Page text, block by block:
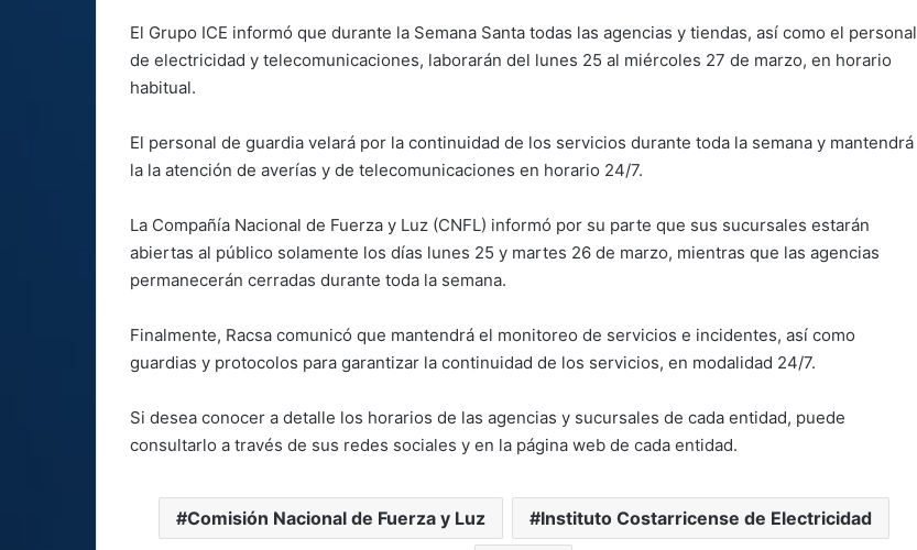
El Grupo ICE informó que durante la Semana Santa todas las agencias y tiendas, así como el personal
de electricidad y telecomunicaciones, laborarán del lunes 25 al miércoles 27 de marzo, en horario
habitual.
El personal de guardia velará por la continuidad de los servicios durante toda la semana y mantendrá
la la atención de averías y de telecomunicaciones en horario 24/7.
La Compañía Nacional de Fuerza y Luz (CNFL) informó por su parte que sus sucursales estarán
abiertas al público solamente los días lunes 25 y martes 26 de marzo, mientras que las agencias
permanecerán cerradas durante toda la semana.
Finalmente, Racsa comunicó que mantendrá el monitoreo de servicios e incidentes, así como
guardias y protocolos para garantizar la continuidad de los servicios, en modalidad 24/7.
Si desea conocer a detalle los horarios de las agencias y sucursales de cada entidad, puede
consultarlo a través de sus redes sociales y en la página web de cada entidad.
Comisión Nacional de Fuerza y Luz Instituto Costarricense de Electricidad